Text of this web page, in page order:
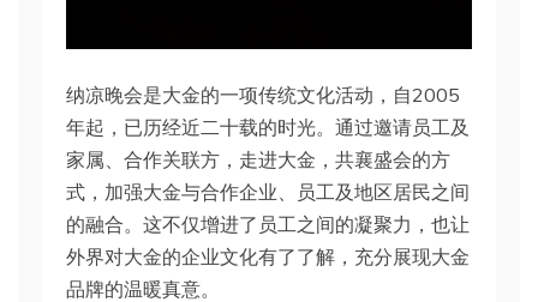
纳凉晚会是大金的一项传统文化活动，自2005
年起，已历经近二十载的时光。通过邀请员工及
家属、合作关联方，走进大金，共襄盛会的方
式，加强大金与合作企业、员工及地区居⺠之间
的融合。这不仅增进了员工之间的凝聚力，也让
外界对大金的企业文化有了了解，充分展现大金
品牌的温暖真意。